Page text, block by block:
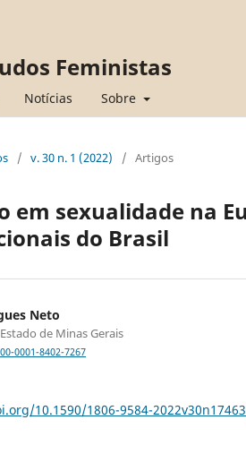
Feministas
Notícias Sobre
/ v. 30 n. 1 (2022) / Artigos
em sexualidade na
do Brasil
Neto
de Minas Gerais
0001-8402-7267
10.1590/1806-9584-